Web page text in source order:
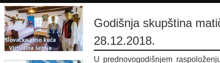
Godišnja skupština
28.12.2018.
U prednovogodišnjem